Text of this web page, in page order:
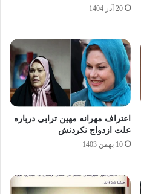
20 آذر 1404
اعتراف مهرانه مهین ترابی درباره
علت ازدواج نکردنش
10 بهمن 1403